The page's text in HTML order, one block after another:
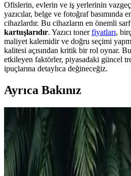
Ofislerin, evlerin ve iş yerlerinin
yazıcılar, belge ve fotoğraf basımında
cihazlardır. Bu cihazların en önemli
kartuşlarıdır. Yazıcı tonerfiyatları,
maliyet kalemidir ve doğru seçimi
kalitesi açısından kritik bir rol oynar.
etkileyen faktörler, piyasadaki güncel
ipuçlarına detaylıca değineceğiz.
Ayrıca Bakınız
Ecotank 103 Uyumlu
ve Çevre Dostu Baskı Çözümü
Ecotank 103 uyumlu mürekkep takımı,
yüksek hacimli baskı kapasitesiyle
ideal bir çözüm sunar.